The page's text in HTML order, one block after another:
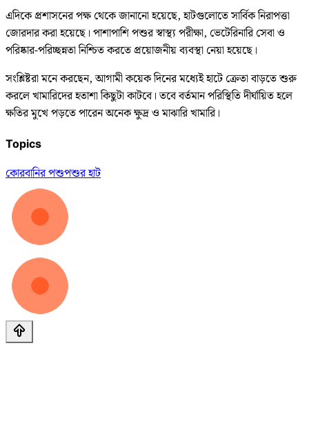
এদিকে প্রশাসনের পক্ষ থেকে জানানো হয়েছে, হাটগুলোতে সার্বিক নিরাপত্তা
জোরদার করা হয়েছে। পাশাপাশি পশুর স্বাস্থ্য পরীক্ষা, ভেটেরিনারি সেবা ও
পরিষ্কার-পরিচ্ছন্নতা নিশ্চিত করতে প্রয়োজনীয় ব্যবস্থা নেয়া হয়েছে।
সংশ্লিষ্টরা মনে করছেন, আগামী কয়েক দিনের মধ্যেই হাটে ক্রেতা বাড়তে শুরু
করলে খামারিদের হতাশা কিছুটা কাটবে। তবে বর্তমান পরিস্থিতি দীর্ঘায়িত হলে
ক্ষতির মুখে পড়তে পারেন অনেক ক্ষুদ্র ও মাঝারি খামারি।
Topics
কোরবানির পশুপশুর হাট